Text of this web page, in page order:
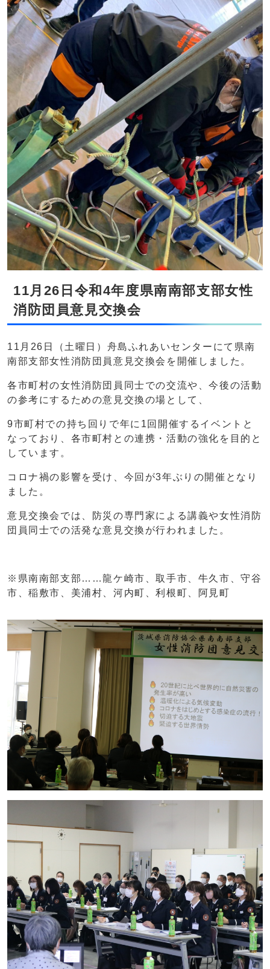
11月26日令和4年度県南南部支部女性
消防団員意見交換会
11月26日（土曜日）舟島ふれあいセンターにて県南
南部支部女性消防団員意見交換会を開催しました。
各市町村の女性消防団員同士での交流や、今後の活動
の参考にするための意見交換の場として、
9市町村での持ち回りで年に1回開催するイベントと
なっており、各市町村との連携・活動の強化を目的と
しています。
コロナ禍の影響を受け、今回が3年ぶりの開催となり
ました。
意見交換会では、防災の専門家による講義や女性消防
団員同士での活発な意見交換が行われました。
※県南南部支部……龍ケ崎市、取手市、牛久市、守谷
市、稲敷市、美浦村、河内町、利根町、阿見町